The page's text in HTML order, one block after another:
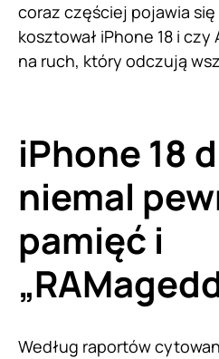
coraz częściej pojawia
kosztował iPhone 18 i
na ruch, który odczują
iPhone 18
niemal
pamięć i
Według raportów